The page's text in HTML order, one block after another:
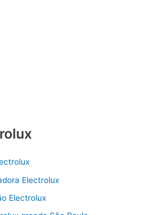
Electrolux
Electrolux